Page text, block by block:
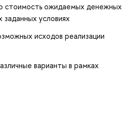
стоимость ожидаемых денежных
заданных условиях
исходов реализации
варианты в рамках